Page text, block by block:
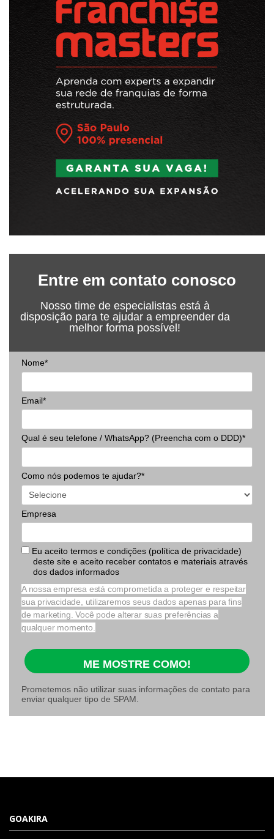
Entre em contato conosco
Nosso time de especialistas está à
disposição para te ajudar a empreender da
melhor forma possível!
Nome*
Email*
Qual é seu telefone / WhatsApp? (Preencha com o DDD)*
Como nós podemos te ajudar?*
Empresa
Eu aceito termos e condições (política de privacidade)
deste site e aceito receber contatos e materiais através
dos dados informados
A nossa empresa está comprometida a proteger e respeitar
sua privacidade, utilizaremos seus dados apenas para fins
de marketing. Você pode alterar suas preferências a
qualquer momento.
ME MOSTRE COMO!
Prometemos não utilizar suas informações de contato para
enviar qualquer tipo de SPAM.
GOAKIRA